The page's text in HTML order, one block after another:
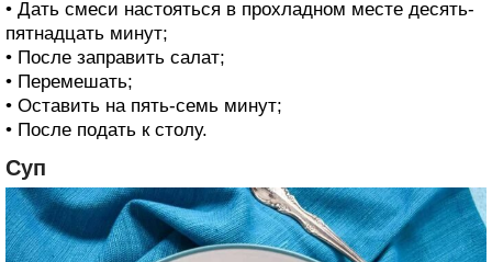
• Дать смеси настояться в прохладном месте десять-
пятнадцать минут;
• После заправить салат;
• Перемешать;
• Оставить на пять-семь минут;
• После подать к столу.
Суп